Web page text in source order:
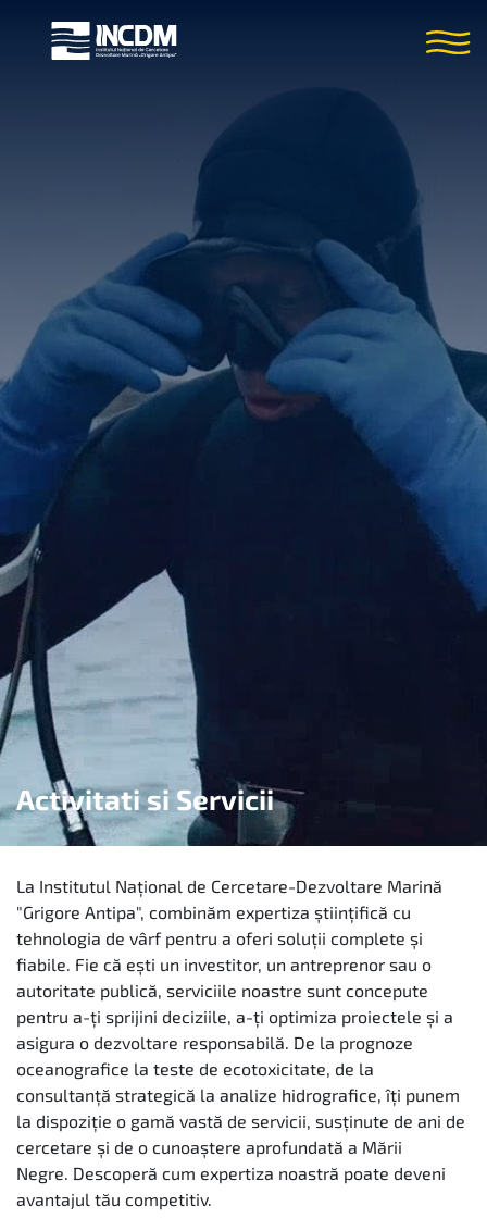
Activitati si Servicii
La Institutul Național de Cercetare-Dezvoltare Marină
"Grigore Antipa", combinăm expertiza științifică cu
tehnologia de vârf pentru a oferi soluții complete și
fiabile. Fie că ești un investitor, un antreprenor sau o
autoritate publică, serviciile noastre sunt concepute
pentru a-ți sprijini deciziile, a-ți optimiza proiectele și a
asigura o dezvoltare responsabilă. De la prognoze
oceanografice la teste de ecotoxicitate, de la
consultanță strategică la analize hidrografice, îți punem
la dispoziție o gamă vastă de servicii, susținute de ani de
cercetare și de o cunoaștere aprofundată a Mării
Negre. Descoperă cum expertiza noastră poate deveni
avantajul tău competitiv.